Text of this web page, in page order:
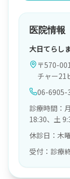
医院情報
大日てらし
〒570-
チャー21
06-6905-
診療時間：
18:30、土
休診日：木
受付：診療